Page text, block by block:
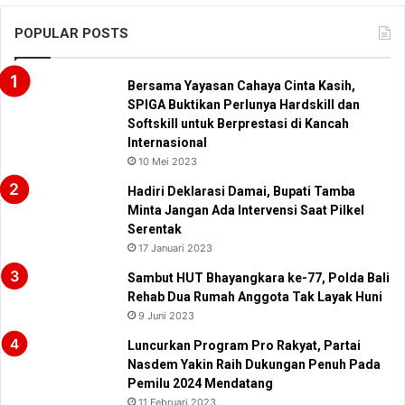
POPULAR POSTS
Bersama Yayasan Cahaya Cinta Kasih,
SPIGA Buktikan Perlunya Hardskill dan
Softskill untuk Berprestasi di Kancah
Internasional
10 Mei 2023
Hadiri Deklarasi Damai, Bupati Tamba
Minta Jangan Ada Intervensi Saat Pilkel
Serentak
17 Januari 2023
Sambut HUT Bhayangkara ke-77, Polda Bali
Rehab Dua Rumah Anggota Tak Layak Huni
9 Juni 2023
Luncurkan Program Pro Rakyat, Partai
Nasdem Yakin Raih Dukungan Penuh Pada
Pemilu 2024 Mendatang
11 Februari 2023